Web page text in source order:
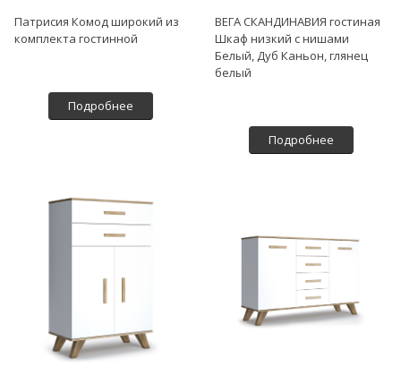
Патрисия Комод широкий из
комплекта гостинной
Подробнее
ВЕГА СКАНДИНАВИЯ гостиная
Шкаф низкий с нишами
Белый, Дуб Каньон, глянец
белый
Подробнее